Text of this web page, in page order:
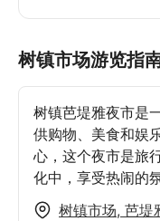
树镇市场游览指
树镇芭堤雅夜市是
供购物、美食和娱
心，这个夜市是旅
化中，享受热闹的氛
树镇市场, 芭堤